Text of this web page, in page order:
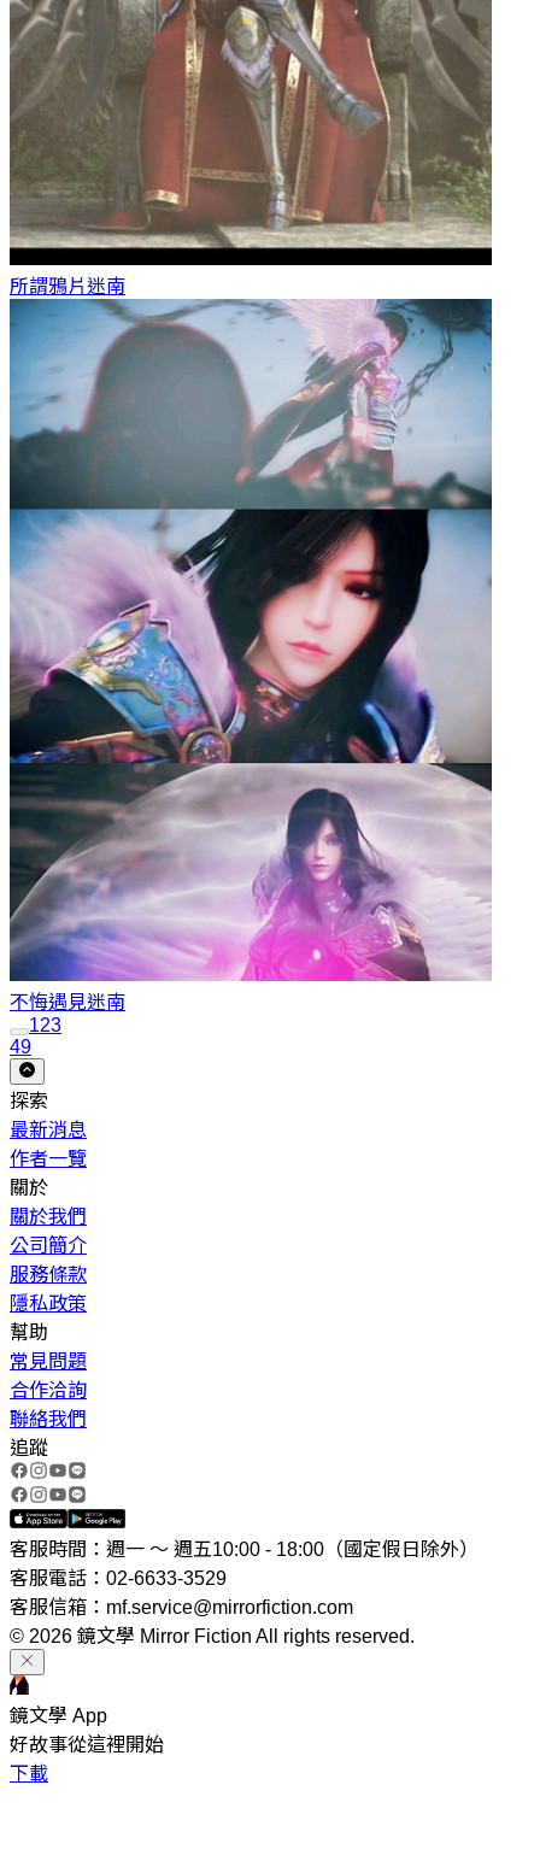
所謂鴉片迷南
不悔遇見迷南
123
49
探索
最新消息
作者一覽
關於
關於我們
公司簡介
服務條款
隱私政策
幫助
常見問題
合作洽詢
聯絡我們
追蹤
客服時間：週一 ～ 週五10:00 - 18:00（國定假日除外）
客服電話：02-6633-3529
客服信箱：mf.service@mirrorfiction.com
© 2026 鏡文學 Mirror Fiction All rights reserved.
鏡文學 App
好故事從這裡開始
下載